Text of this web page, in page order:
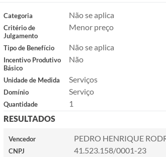
Categoria Não se aplica
Critério de
Julgamento
Menor preço
Tipo de Benefício Não se aplica
Incentivo Produtivo
Básico
Não
Unidade de Medida Serviços
Domínio Serviço
Quantidade
1
RESULTADOS
Vencedor PEDRO HENRIQUE
CNPJ 41.523.158/0001-23